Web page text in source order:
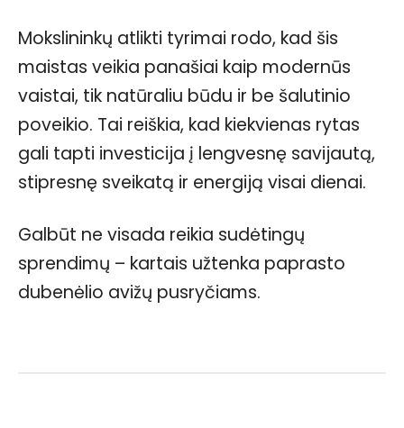
Mokslininkų atlikti tyrimai rodo, kad šis
maistas veikia panašiai kaip modernūs
vaistai, tik natūraliu būdu ir be šalutinio
poveikio. Tai reiškia, kad kiekvienas rytas
gali tapti investicija į lengvesnę savijautą,
stipresnę sveikatą ir energiją visai dienai.
Galbūt ne visada reikia sudėtingų
sprendimų – kartais užtenka paprasto
dubenėlio avižų pusryčiams.